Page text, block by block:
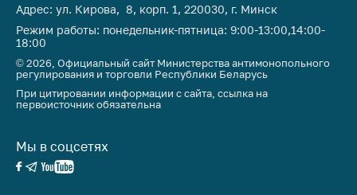
Адрес: ул. Кирова, 8, корп. 1, 220030, г. Минск
Режим работы: понедельник-пятница: 9:00-13:00,14:00-
18:00
© 2026, Официальный сайт Министерства антимонопольного
регулирования и торговли Республики Беларусь
При цитировании информации с сайта, ссылка на
первоисточник обязательна
Мы в соцсетях